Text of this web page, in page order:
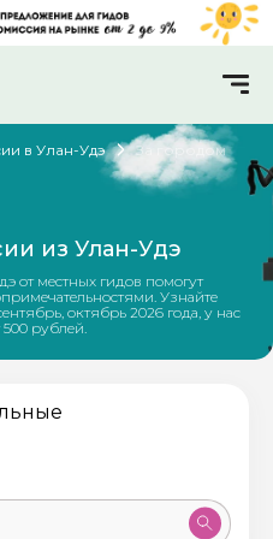
в Улан-Удэ За городом
из Улан-Удэ
от местных гидов помогут
Узнайте
октябрь 2026 года, у нас
рублей.